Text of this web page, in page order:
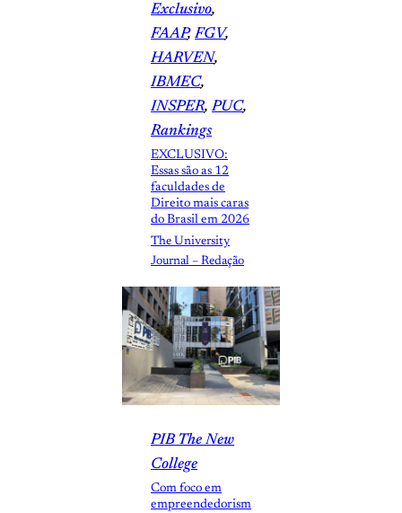
Exclusivo
FAAP, FGV
HARVEN
IBMEC
INSPER, PUC
Rankings
EXCLUSIVO:
Essas são as 12
faculdades de
Direito mais caras
do Brasil em 2026
The University
Journal – Redação
PIB The New
College
Com foco em
empreendedorism